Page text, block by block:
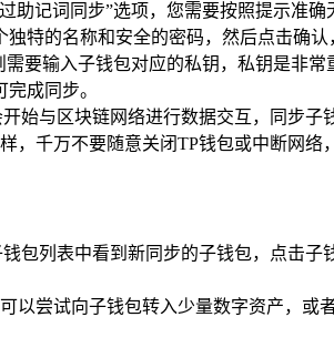
助记词同步”选项，您需要按照提示准
特的名称和安全的密码，然后点击确认
需要输入子钱包对应的私钥，私钥是非
成同步。
始与区块链网络进行数据交互，同步
，千万不要随意关闭TP钱包或中断网络
包列表中看到新同步的子钱包，点击
以尝试向子钱包转入少量数字资产，